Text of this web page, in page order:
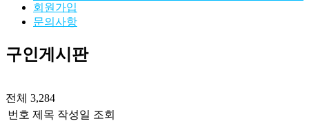
회원가입
문의사항
구인게시판
전체 3,284
번호 제목 작성일 조회